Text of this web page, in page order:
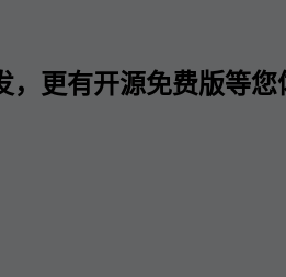
，更有开源免费版等您